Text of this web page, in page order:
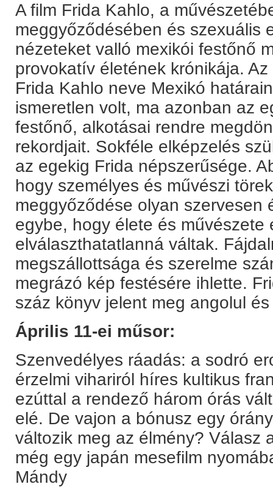
A film Frida Kahlo, a
meggyőződésében és szexuális
nézeteket valló mexikói festőnő
provokatív életének krónikája.
Frida Kahlo neve Mexikó
ismeretlen volt, ma azonban az
festőnő, alkotásai rendre
rekordjait. Sokféle elképzelés
az egekig Frida népszerűsége.
hogy személyes és művészi
meggyőződése olyan szervesen
egybe, hogy élete és művészete
elválaszthatatlanná váltak.
megszállottsága és szerelme
megrázó kép festésére ihlette.
száz könyv jelent meg angolul
Április 11-ei műsor:
Szenvedélyes ráadás: a sodró
érzelmi vihariról híres kultikus
ezúttal a rendező három órás
elé. De vajon a bónusz egy
változik meg az élmény? Válasz
még egy japán mesefilm
Mándy